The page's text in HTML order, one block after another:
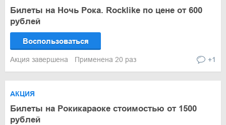
Билеты на Ночь Рока. Rocklike по цене от 600
рублей
Воспользоваться
Акция завершена Применена 20 раз +1
АКЦИЯ
Билеты на Рокикараоке стоимостью от 1500
рублей